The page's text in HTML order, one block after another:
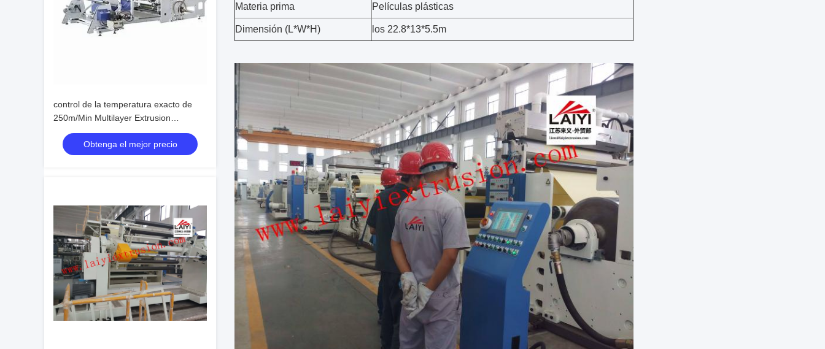
control de la temperatura exacto de
250m/Min Multilayer Extrusion
Lamination Machine
Obtenga el mejor precio
Materia prima Películas plásticas
Dimensión (L*W*H) los 22.8*13*5.5m